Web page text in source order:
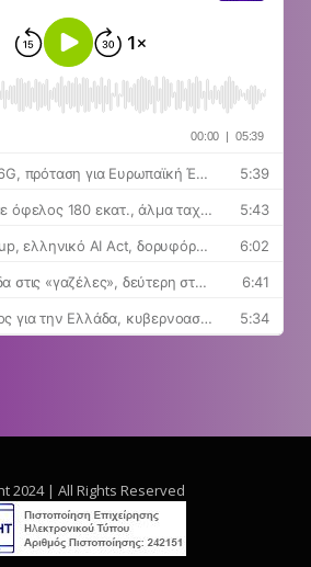
2024 | All Rights Reserved